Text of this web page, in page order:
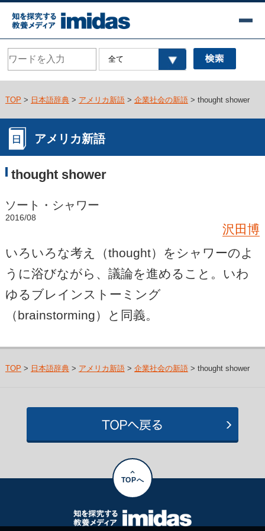
TOP > 日本語辞典> アメリカ新語> 企業社会の新語> thought shower
アメリカ新語
thought shower
ソート・シャワー
2016/08
沢田博
いろいろな考え（thought）をシャワーのよ
うに浴びながら、議論を進めること。いわ
ゆるブレインストーミング
（brainstorming）と同義。
TOP > 日本語辞典> アメリカ新語> 企業社会の新語> thought shower
TOPへ